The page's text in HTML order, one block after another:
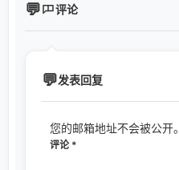
评论
发表回复
您的邮箱地址不会被公开。
评论 *